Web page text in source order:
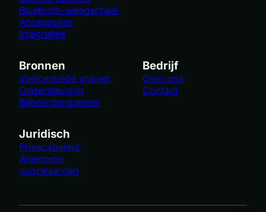
Bluetooth-weegschaal
Accessoires
Integraties
Bronnen
Veelgestelde vragen
Ondersteuning
Beheerderspaneel
Bedrijf
Over ons
Contact
Juridisch
Privacybeleid
Algemene
voorwaarden